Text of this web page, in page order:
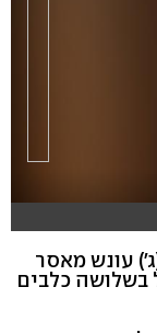
עונש מאסר
כלבים